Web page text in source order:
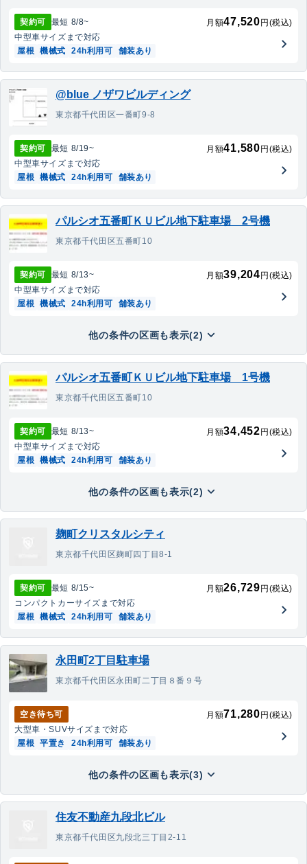
契約可 最短 8/8~ 月額47,520 円(税込)
中型車サイズまで対応
屋根 機械式 24h利用可 舗装あり
@blue ノザワビルディング
東京都千代田区一番町9-8
契約可 最短 8/19~ 月額41,580 円(税込)
中型車サイズまで対応
屋根 機械式 24h利用可 舗装あり
パルシオ五番町ＫＵビル地下駐車場 2号機
東京都千代田区五番町10
契約可 最短 8/13~ 月額39,204 円(税込)
中型車サイズまで対応
屋根 機械式 24h利用可 舗装あり
他の条件の区画も表示(2)
パルシオ五番町ＫＵビル地下駐車場 1号機
東京都千代田区五番町10
契約可 最短 8/13~ 月額34,452 円(税込)
中型車サイズまで対応
屋根 機械式 24h利用可 舗装あり
他の条件の区画も表示(2)
麹町クリスタルシティ
東京都千代田区麹町四丁目8-1
契約可 最短 8/15~ 月額26,729 円(税込)
コンパクトカーサイズまで対応
屋根 機械式 24h利用可 舗装あり
永田町2丁目駐車場
東京都千代田区永田町二丁目８番９号
空き待ち可 月額71,280 円(税込)
大型車・SUVサイズまで対応
屋根 平置き 24h利用可 舗装あり
他の条件の区画も表示(3)
住友不動産九段北ビル
東京都千代田区九段北三丁目2-11